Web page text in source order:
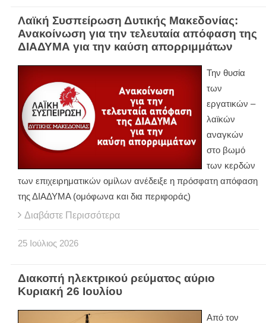
Λαϊκή Συσπείρωση Δυτικής Μακεδονίας:
Ανακοίνωση για την τελευταία απόφαση της
ΔΙΑΔΥΜΑ για την καύση απορριμμάτων
Την θυσία
των
εργατικών –
λαϊκών
αναγκών
στο βωμό
των κερδών
των επιχειρηματικών ομίλων ανέδειξε η πρόσφατη απόφαση
της ΔΙΑΔΥΜΑ (ομόφωνα και δια περιφοράς)
Διαβάστε Περισσότερα
25 Ιούλιος 2026
Διακοπή ηλεκτρικού ρεύματος αύριο
Κυριακή 26 Ιουλίου
Από τον